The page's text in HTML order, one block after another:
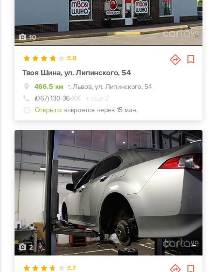
10
3.8
Твоя Шина, ул. Липинского, 54
466.5 км г. Львов, ул. Липинского, 54
(067) 130-36-ХХ
+ еще 2
Открыто: закроется через 15 мин.
2
3.7